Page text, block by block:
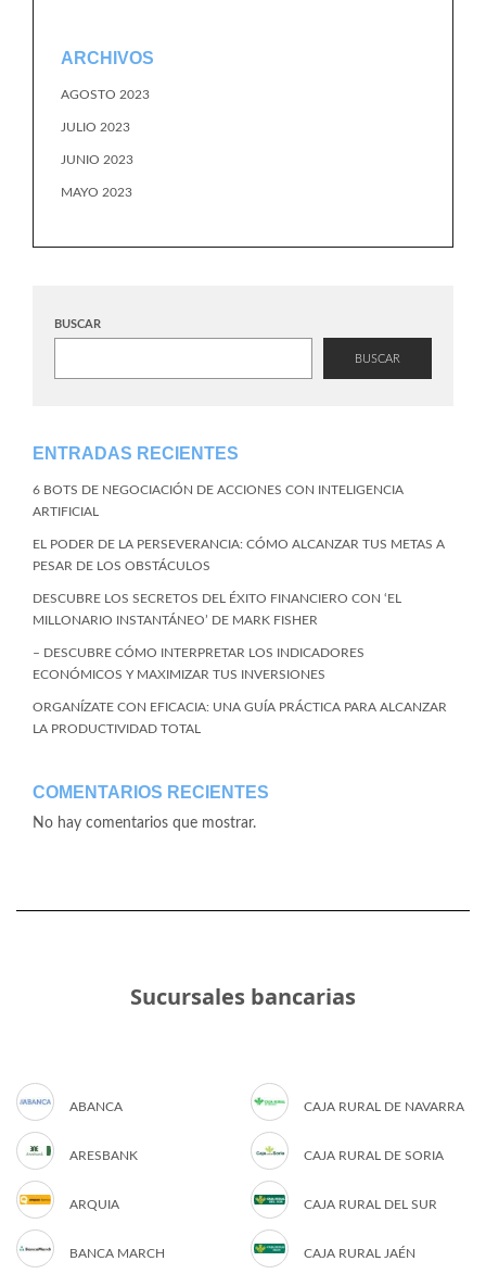
ARCHIVOS
AGOSTO 2023
JULIO 2023
JUNIO 2023
MAYO 2023
BUSCAR
BUSCAR
ENTRADAS RECIENTES
6 BOTS DE NEGOCIACIÓN DE ACCIONES CON INTELIGENCIA
ARTIFICIAL
EL PODER DE LA PERSEVERANCIA: CÓMO ALCANZAR TUS METAS A
PESAR DE LOS OBSTÁCULOS
DESCUBRE LOS SECRETOS DEL ÉXITO FINANCIERO CON ‘EL
MILLONARIO INSTANTÁNEO’ DE MARK FISHER
– DESCUBRE CÓMO INTERPRETAR LOS INDICADORES
ECONÓMICOS Y MAXIMIZAR TUS INVERSIONES
ORGANÍZATE CON EFICACIA: UNA GUÍA PRÁCTICA PARA ALCANZAR
LA PRODUCTIVIDAD TOTAL
COMENTARIOS RECIENTES
No hay comentarios que mostrar.
Sucursales bancarias
ABANCA
ARESBANK
ARQUIA
BANCA MARCH
CAJA RURAL DE NAVARRA
CAJA RURAL DE SORIA
CAJA RURAL DEL SUR
CAJA RURAL JAÉN